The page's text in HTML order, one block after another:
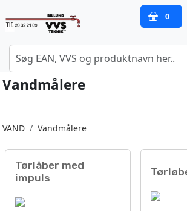
0
Vandmålere
VAND Vandmålere
Tørlåber med
impuls